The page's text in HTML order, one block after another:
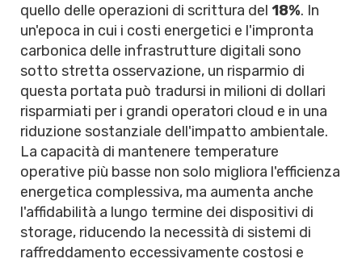
quello delle operazioni di scrittura del 18%. In
un'epoca in cui i costi energetici e l'impronta
carbonica delle infrastrutture digitali sono
sotto stretta osservazione, un risparmio di
questa portata può tradursi in milioni di dollari
risparmiati per i grandi operatori cloud e in una
riduzione sostanziale dell'impatto ambientale.
La capacità di mantenere temperature
operative più basse non solo migliora l'efficienza
energetica complessiva, ma aumenta anche
l'affidabilità a lungo termine dei dispositivi di
storage, riducendo la necessità di sistemi di
raffreddamento eccessivamente costosi e